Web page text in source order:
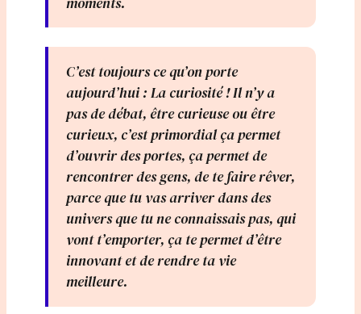
C’est toujours ce qu’on porte
aujourd’hui : La curiosité ! Il n’y a
pas de débat, être curieuse ou être
curieux, c’est primordial ça permet
d’ouvrir des portes, ça permet de
rencontrer des gens, de te faire rêver,
parce que tu vas arriver dans des
univers que tu ne connaissais pas, qui
vont t’emporter, ça te permet d’être
innovant et de rendre ta vie
meilleure.